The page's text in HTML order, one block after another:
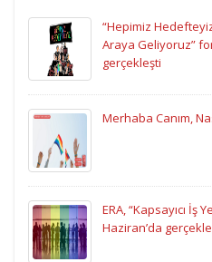
“Hepimiz
Araya Geliyoruz”
gerçekleşti
Merhaba Canım,
ERA, “Kapsayıcı İş
Haziran’da